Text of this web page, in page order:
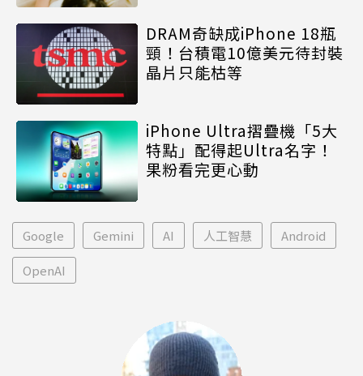
DRAM奇缺成iPhone 18瓶
頸！台積電10億美元待封裝
晶片只能枯等
iPhone Ultra摺疊機「5大
特點」配得起Ultra名字！
果粉看完更心動
Google Gemini AI 人工智慧 Android
OpenAI